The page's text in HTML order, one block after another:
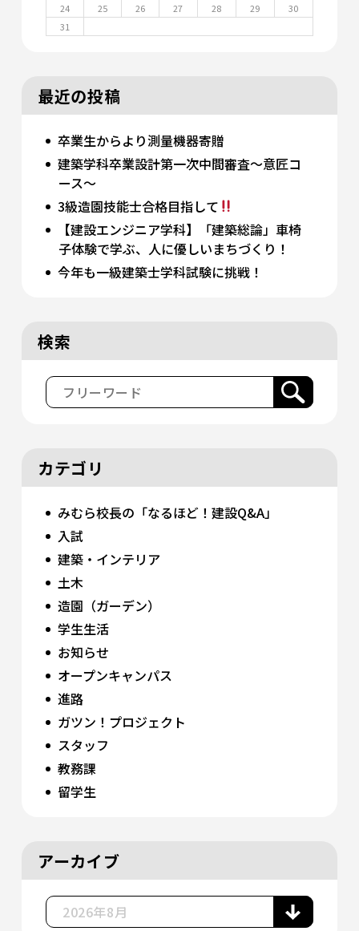
24
25 26 27 28 29
30
31
最近の投稿
卒業生からより測量機器寄贈
建築学科卒業設計第一次中間審査～意匠コ
ース～
3級造園技能士合格目指して
【建設エンジニア学科】「建築総論」車椅
子体験で学ぶ、人に優しいまちづくり！
今年も一級建築士学科試験に挑戦！
検索
カテゴリ
みむら校長の「なるほど！建設Q&A」
入試
建築・インテリア
土木
造園（ガーデン）
学生生活
お知らせ
オープンキャンパス
進路
ガツン！プロジェクト
スタッフ
教務課
留学生
アーカイブ